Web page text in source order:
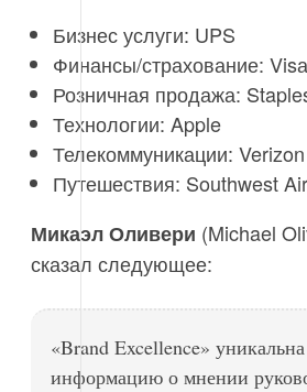
Бизнес услуги: UPS
Финансы/страхование: Visа
Розничная продажа:
Технологии: Apple
Телекоммуникации:
Путешествия: Southwest
Микаэл Оливери (Michael
сказал следующее:
«Brand Excellence»
информацию о мнении